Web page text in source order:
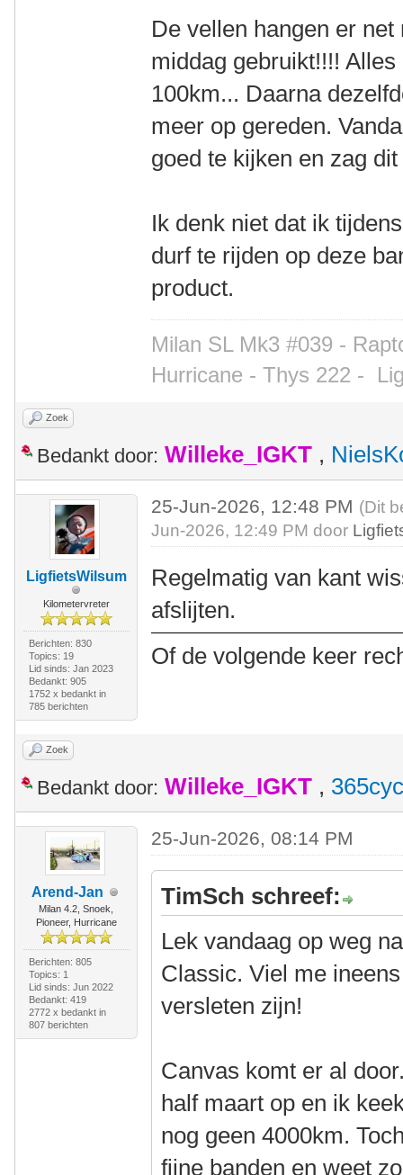
De vellen hangen er
middag gebruikt!!!!
100km... Daarna
meer op gereden.
goed te kijken en zag
Ik denk niet dat ik
durf te rijden op deze
product.
Milan SL Mk3 #039 -
Hurricane - Thys 222 -
Zoek
Bedankt door: Willeke_IGKT ,
LigfietsWilsum
Kilometervreter
Berichten: 830
Topics: 19
Lid sinds: Jan 2023
Bedankt: 905
1752 x bedankt in
785 berichten
25-Jun-2026, 12:48 PM (Dit
Jun-2026, 12:49 PM door
Regelmatig van kant
afslijten.
Of de volgende keer
Zoek
Bedankt door: Willeke_IGKT ,
Arend-Jan
Milan 4.2, Snoek,
Pioneer, Hurricane
Berichten: 805
Topics: 1
Lid sinds: Jun 2022
Bedankt: 419
2772 x bedankt in
807 berichten
25-Jun-2026, 08:14 PM
TimSch schreef:
Lek vandaag op weg
Classic. Viel me
versleten zijn!
Canvas komt er al
half maart op en ik
nog geen 4000km.
fijne banden en weet